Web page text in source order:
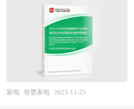
产业的条件也就不同，只有准
发展基础和潜力，才能编制出
发展规划。中研普华拥有完善
够快速全面的根据当地实际条
遵循的一些约束性指标。区域
必须科学严谨，形式大于实质
气源热泵）逐渐普及，标志着
具向绿色智能家电转型。 取
要分析了取暖器行业的市场规
求状况、取暖器市场竞争状况
营情况，同时对取暖器行业的
预测。中研普华凭借多年的行
以提高，藉以改善公司的监控
统，公司运作更加规范。 7、
筹集资本，使企业快速健康发
长寿百年企业。 我国企业创
深圳企业板、美国纳斯达克等
每个市场的创业板上市条件与
同。 在这里我们就国内电火锅
家用电器及关联服务的综合性
阵从传统温奶器、消毒柜、辅
件，向智能喂养系统、全息睡
环、哭声识别监护仪、情感交
决方案升级。作为"健康中国"
念深度融合的产物，母婴家电
家电 母婴家电 2025-11-25